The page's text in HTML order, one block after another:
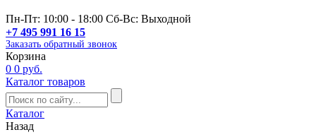
Пн-Пт: 10:00 - 18:00 Сб-Вс: Выходной
+7 495 991 16 15
Заказать обратный звонок
Корзина
0 0 руб.
Каталог товаров
Каталог
Назад